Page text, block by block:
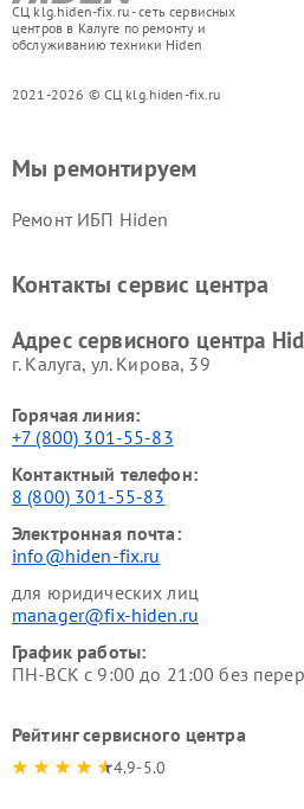
СЦ klg.hiden-fix.ru - сеть сервисных
центров в Калуге по ремонту и
обслуживанию техники Hiden
2021-2026 © СЦ klg.hiden-fix.ru
Мы ремонтируем
Ремонт ИБП Hiden
Контакты сервис центра
Адрес сервисного центра
г. Калуга, ул. Кирова, 39
Горячая линия:
+7 (800) 301-55-83
Контактный телефон:
8 (800) 301-55-83
Электронная почта:
info@hiden-fix.ru
для юридических лиц
manager@fix-hiden.ru
График работы:
ПН-ВСК с 9:00 до 21:00 без
Рейтинг сервисного центра
4.9-5.0